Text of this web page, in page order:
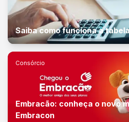
Saiba como funciona a
Consórcio
Embracão: conheça o novo
Embracon